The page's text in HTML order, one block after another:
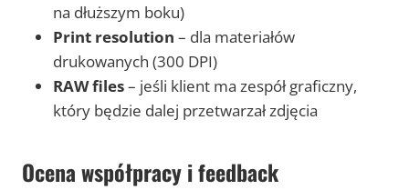
na dłuższym boku)
Print resolution – dla materiałów
drukowanych (300 DPI)
RAW files– jeśli klient ma zespół graficzny,
który będzie dalej przetwarzał zdjęcia
Ocena współpracy i feedback